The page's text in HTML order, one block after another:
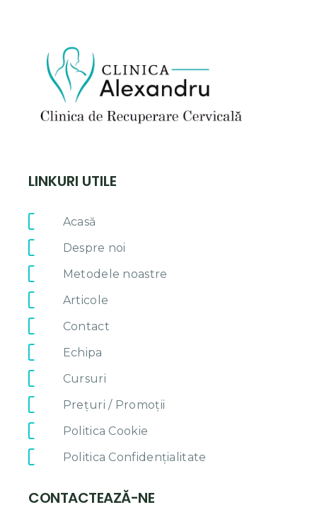
LINKURI UTILE
Acasă
Despre noi
Metodele noastre
Articole
Contact
LINKURI UTILE
Echipa
Cursuri
Prețuri / Promoții
Politica Cookie
Politica Confidențialitate
CONTACTEAZĂ-NE